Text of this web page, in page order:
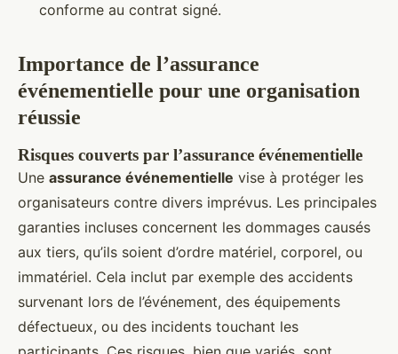
conforme au contrat signé.
Importance de l’assurance
événementielle pour une organisation
réussie
Risques couverts par l’assurance événementielle
Une assurance événementielle vise à protéger les
organisateurs contre divers imprévus. Les principales
garanties incluses concernent les dommages causés
aux tiers, qu’ils soient d’ordre matériel, corporel, ou
immatériel. Cela inclut par exemple des accidents
survenant lors de l’événement, des équipements
défectueux, ou des incidents touchant les